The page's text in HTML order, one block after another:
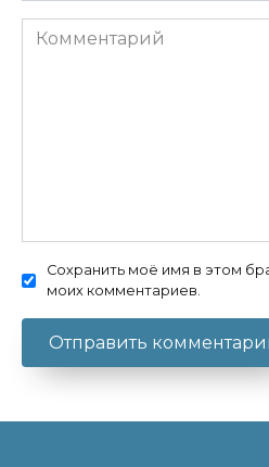
Комментарий
Сохранить моё имя в этом
моих комментариев.